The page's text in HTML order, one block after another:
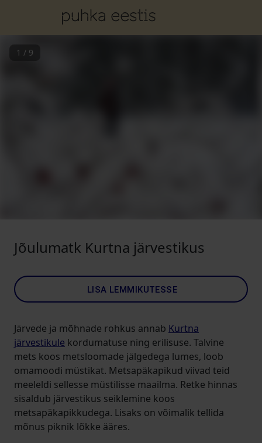
1 / 9
Jõulumatk Kurtna järvestikus
LISA LEMMIKUTESSE
Järvede ja mõhnade rohkus annab Kurtna
järvestikule kordumatuse ning erilisuse. Talvine
mets koos metsloomade jälgedega lumes, loob
omamoodi müstikat. Metsapäkapikud viivad teid
meeleldi sellesse müstilisse maailma. Retke hinnas
sisaldub järvestikus seiklemine koos
metsapäkapikkudega. Lisaks on võimalik tellida
mõnus piknik lõkke ääres.